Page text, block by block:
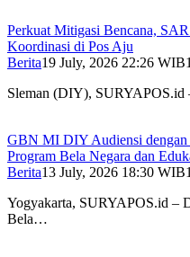
Perkuat Mitigasi Bencana,
Koordinasi di Pos Aju
Berita19 July, 2026 22:26 WIB
Sleman (DIY),
GBN MI DIY Audiensi dengan
Program Bela Negara dan
Berita13 July, 2026 18:30 WIB
Yogyakarta, SURYAPOS.id –
Bela…